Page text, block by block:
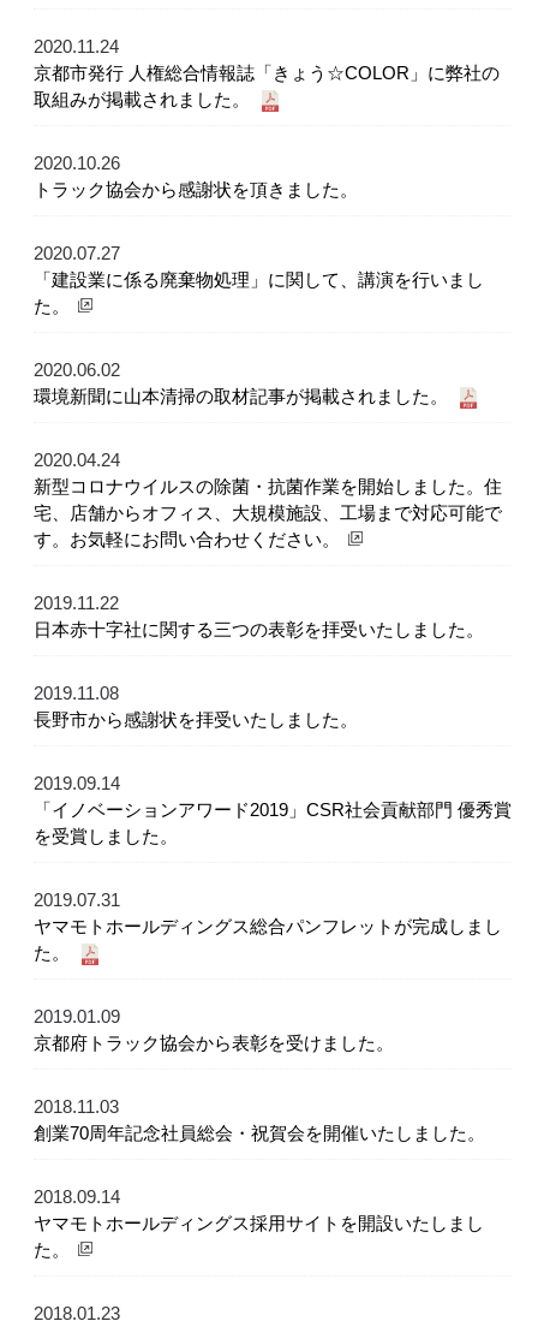
2020.11.24
京都市発行 人権総合情報誌「きょう☆COLOR」に弊社の
取組みが掲載されました。
2020.10.26
トラック協会から感謝状を頂きました。
2020.07.27
「建設業に係る廃棄物処理」に関して、講演を行いまし
た。
2020.06.02
環境新聞に山本清掃の取材記事が掲載されました。
2020.04.24
新型コロナウイルスの除菌・抗菌作業を開始しました。住
宅、店舗からオフィス、大規模施設、工場まで対応可能で
す。お気軽にお問い合わせください。
2019.11.22
日本赤十字社に関する三つの表彰を拝受いたしました。
2019.11.08
長野市から感謝状を拝受いたしました。
2019.09.14
「イノベーションアワード2019」CSR社会貢献部門 優秀賞
を受賞しました。
2019.07.31
ヤマモトホールディングス総合パンフレットが完成しまし
た。
2019.01.09
京都府トラック協会から表彰を受けました。
2018.11.03
創業70周年記念社員総会・祝賀会を開催いたしました。
2018.09.14
ヤマモトホールディングス採用サイトを開設いたしまし
た。
2018.01.23